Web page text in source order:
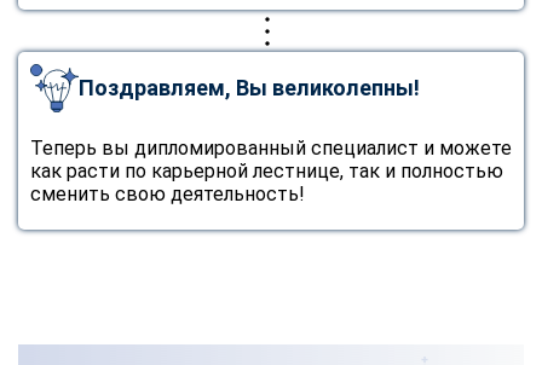
Поздравляем, Вы великолепны!
Теперь вы дипломированный специалист и можете
как расти по карьерной лестнице, так и полностью
сменить свою деятельность!